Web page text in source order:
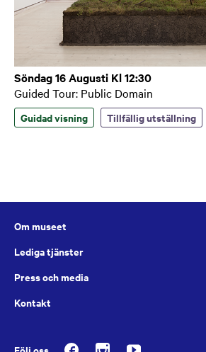
Söndag 16 Augusti Kl 12:30
Guided Tour: Public Domain
Guidad visning Tillfällig utställning
Om museet
Lediga tjänster
Press och media
Kontakt